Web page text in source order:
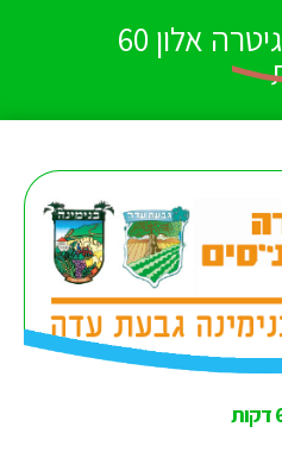
מרכז המוסיקה - גיטרה אלון 60